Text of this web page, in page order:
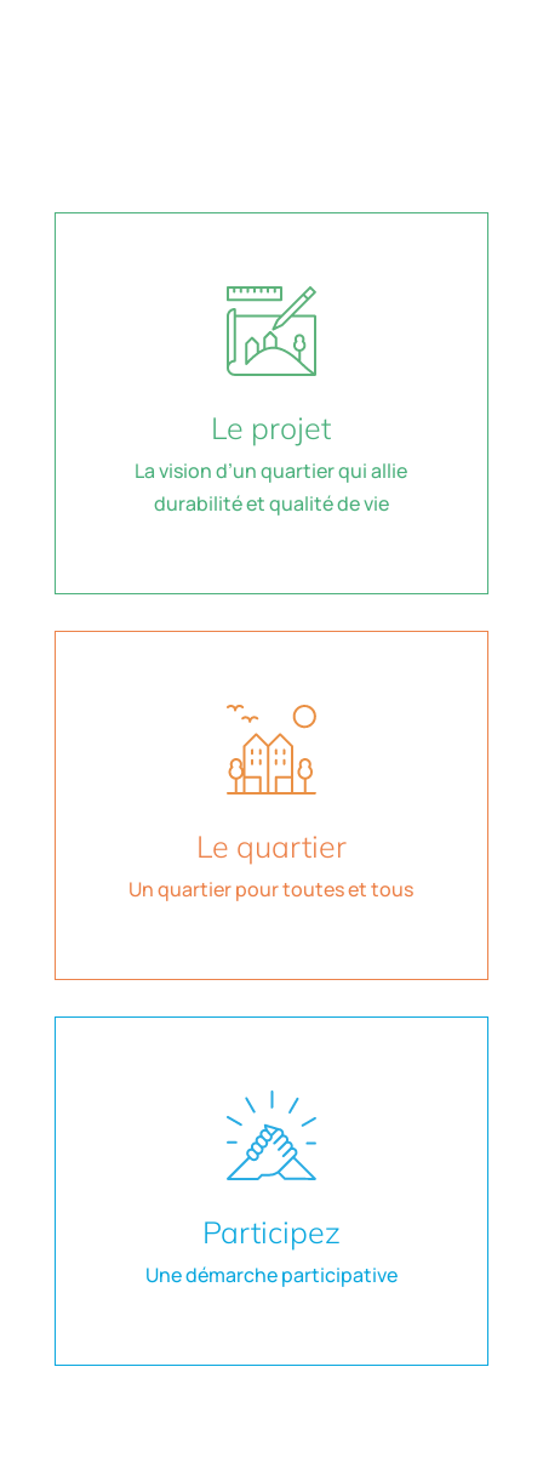
Le projet
La vision d’un quartier qui allie
durabilité et qualité de vie
Le quartier
Un quartier pour toutes et tous
Participez
Une démarche participative